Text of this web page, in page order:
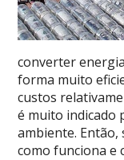
converter
forma muito
custos
é muito indicado
ambiente.
como funciona e